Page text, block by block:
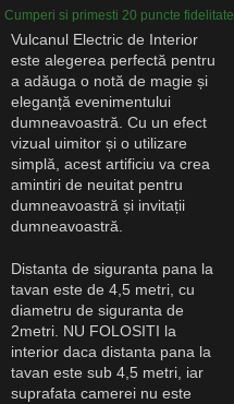
Cumperi si primesti 20 puncte fidelitate
Vulcanul Electric de Interior
este alegerea perfectă pentru
a adăuga o notă de magie și
eleganță evenimentului
dumneavoastră. Cu un efect
vizual uimitor și o utilizare
simplă, acest artificiu va crea
amintiri de neuitat pentru
dumneavoastră și invitații
dumneavoastră.
Distanta de siguranta pana la
tavan este de 4,5 metri, cu
diametru de siguranta de
2metri. NU FOLOSITI la
interior daca distanta pana la
tavan este sub 4,5 metri, iar
suprafata camerei nu este